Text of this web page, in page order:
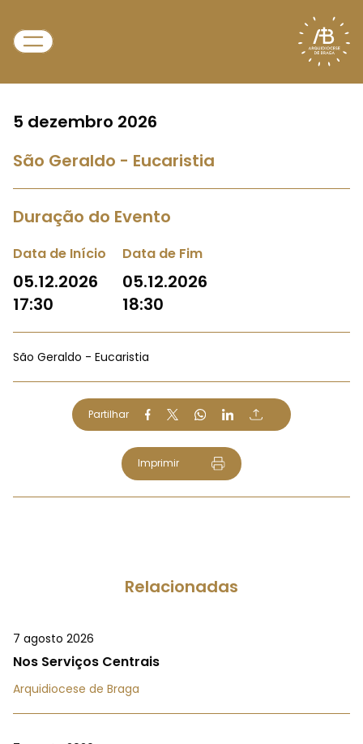
5 dezembro 2026
São Geraldo - Eucaristia
Duração do Evento
Data de Início
05.12.2026
17:30
Data de Fim
05.12.2026
18:30
São Geraldo - Eucaristia
Partilhar
Imprimir
Relacionadas
7 agosto 2026
Nos Serviços Centrais
Arquidiocese de Braga